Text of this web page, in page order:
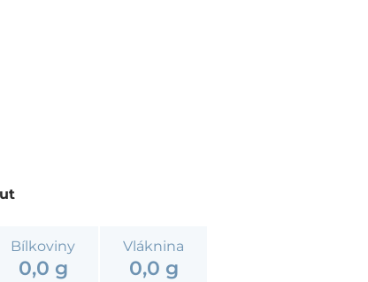
Bílkoviny
0,0 g
Vláknina
0,0 g